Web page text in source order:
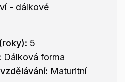
- dálkové
5
Dálková forma
Maturitní